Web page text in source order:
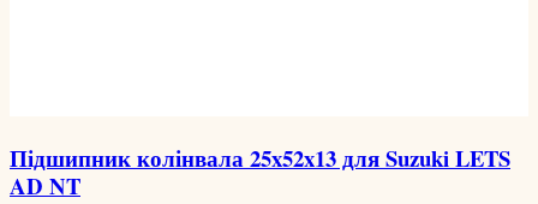
Підшипник колінвала 25x52x13 для Suzuki LETS
AD NT